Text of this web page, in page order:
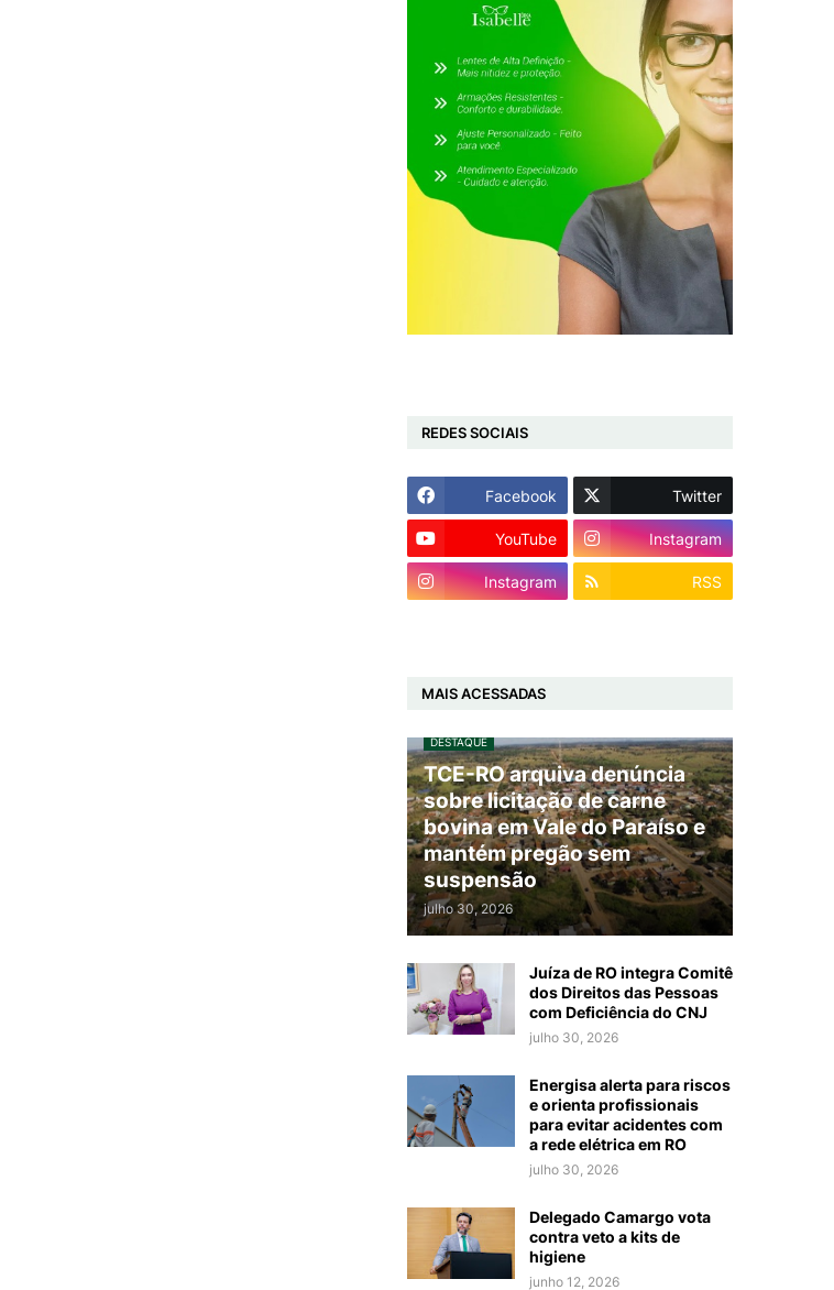
REDES SOCIAIS
Facebook Twitter
YouTube Instagram
Instagram RSS
MAIS ACESSADAS
DESTAQUE
TCE-RO arquiva denúncia
sobre licitação de carne
bovina em Vale do Paraíso e
mantém pregão sem
suspensão
julho 30, 2026
Juíza de RO integra Comitê
dos Direitos das Pessoas
com Deficiência do CNJ
julho 30, 2026
Energisa alerta para riscos
e orienta profissionais
para evitar acidentes com
a rede elétrica em RO
julho 30, 2026
Delegado Camargo vota
contra veto a kits de
higiene
junho 12, 2026